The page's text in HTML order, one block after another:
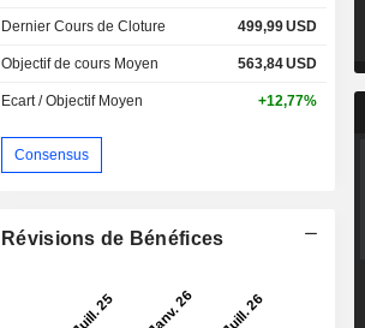
Dernier Cours de Cloture 499,99USD
Objectif de cours Moyen 563,84USD
Ecart / Objectif Moyen +12,77%
Consensus
Révisions de Bénéfices